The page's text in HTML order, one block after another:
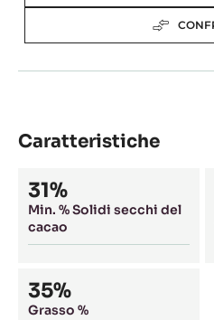
Caratteristiche
Composition
31%
Min. % Solidi secchi del
cacao
35%
Grasso %